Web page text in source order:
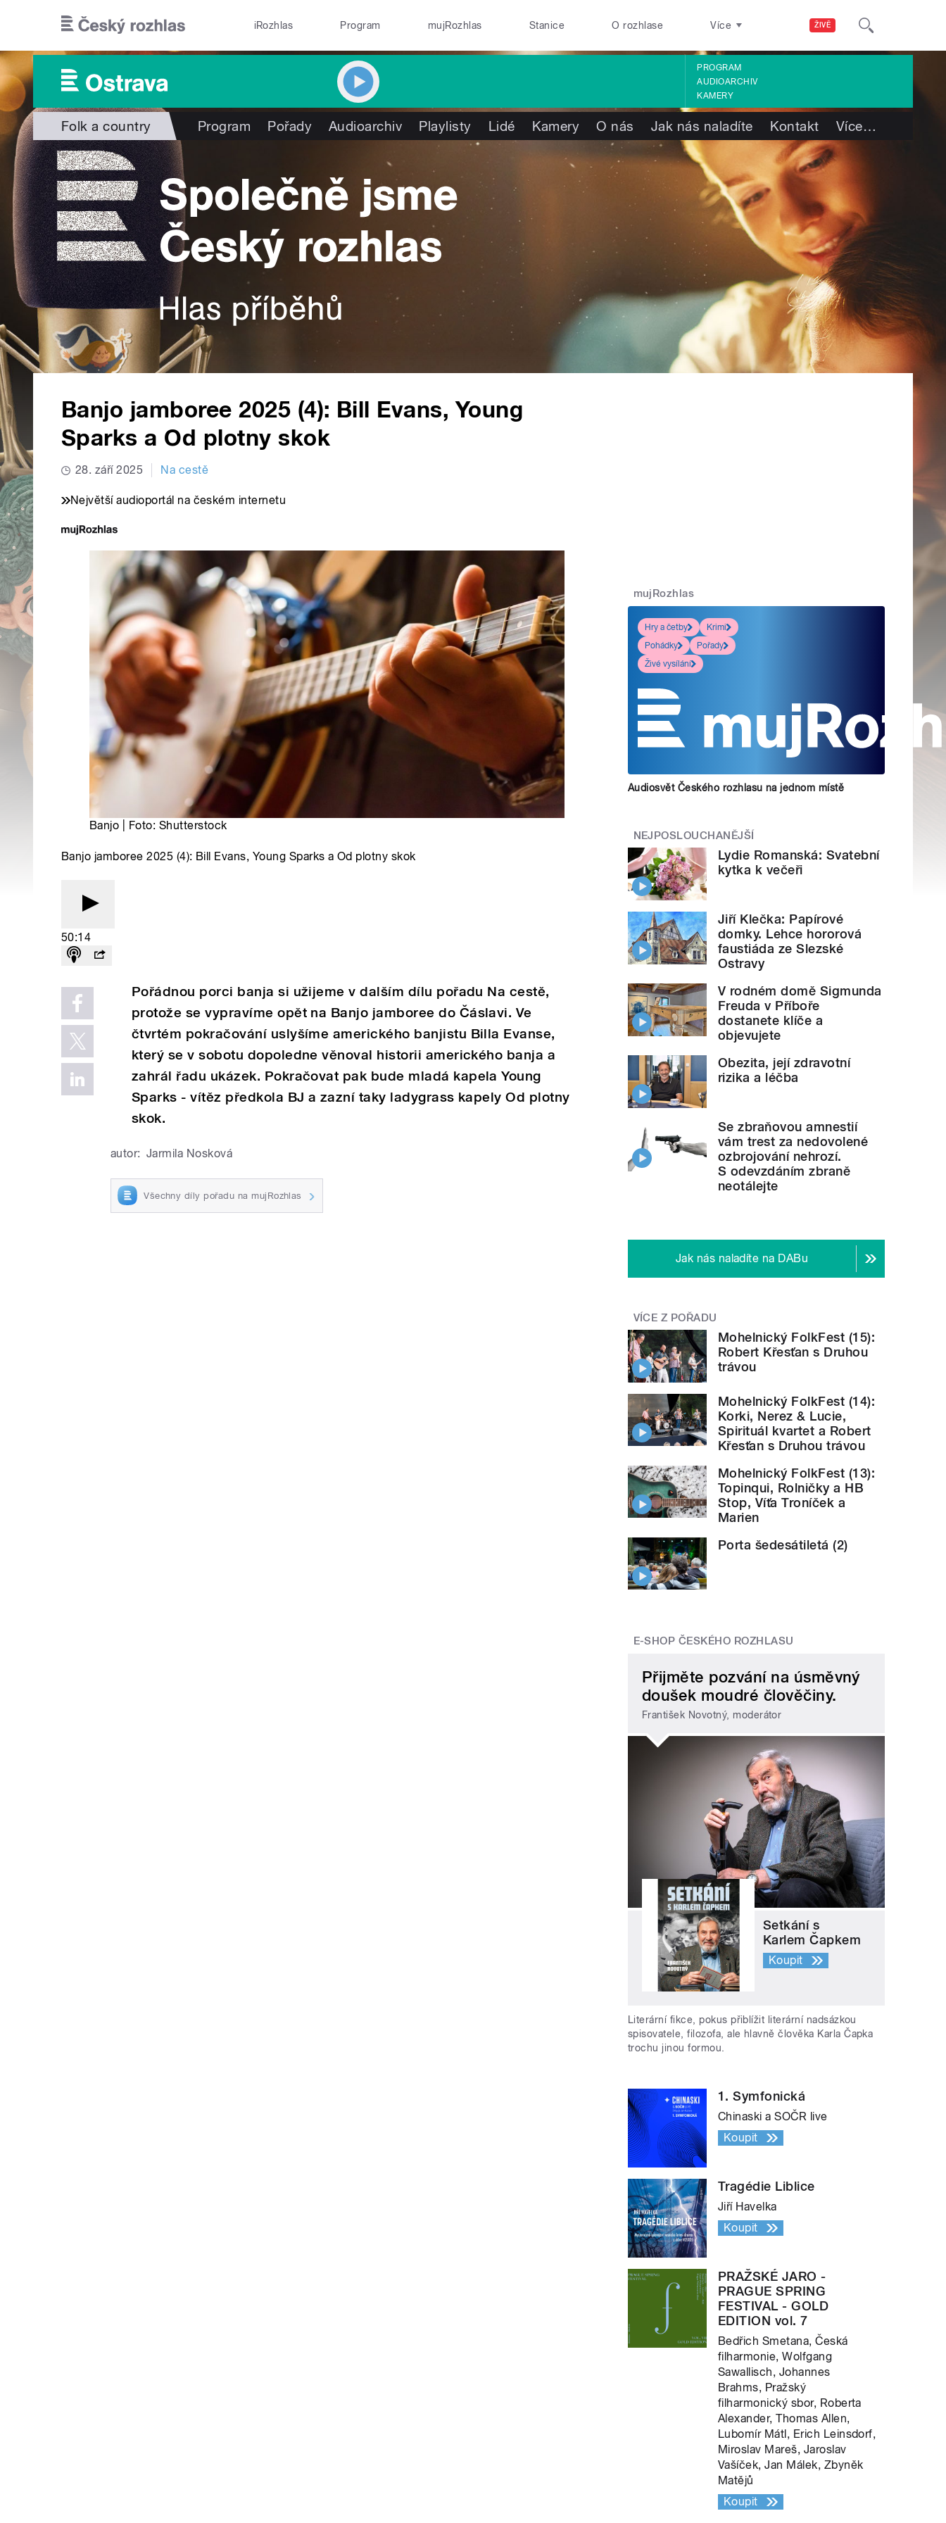
ŽIVĚ
iRozhlas Program mujRozhlas Stanice O rozhlase Více
PROGRAM
AUDIOARCHIV
KAMERY
Folk a country Program Pořady Audioarchiv Playlisty Lidé Kamery O nás Jak nás naladíte Kontakt Více…
Banjo jamboree 2025 (4): Bill Evans, Young
Sparks a Od plotny skok
28. září 2025 Na cestě
Největší audioportál na českém internetu
Banjo | Foto: Shutterstock
Banjo jamboree 2025 (4): Bill Evans, Young Sparks a Od plotny skok
50:14
Pořádnou porci banja si užijeme v dalším dílu pořadu Na cestě,
protože se vypravíme opět na Banjo jamboree do Čáslavi. Ve
čtvrtém pokračování uslyšíme amerického banjistu Billa Evanse,
který se v sobotu dopoledne věnoval historii amerického banja a
zahrál řadu ukázek. Pokračovat pak bude mladá kapela Young
Sparks - vítěz předkola BJ a zazní taky ladygrass kapely Od plotny
skok.
autor: Jarmila Nosková
Všechny díly pořadu na mujRozhlas
mujRozhlas
Hry a četby
Krimi
Pohádky
Pořady
Živé vysílání
Audiosvět Českého rozhlasu na jednom místě
NEJPOSLOUCHANĚJŠÍ
Lydie Romanská: Svatební
kytka k večeři
Jiří Klečka: Papírové
domky. Lehce hororová
faustiáda ze Slezské
Ostravy
V rodném domě Sigmunda
Freuda v Příboře
dostanete klíče a
objevujete
Obezita, její zdravotní
rizika a léčba
Se zbraňovou amnestií
vám trest za nedovolené
ozbrojování nehrozí.
S odevzdáním zbraně
neotálejte
Jak nás naladíte na DABu
VÍCE Z POŘADU
Mohelnický FolkFest (15):
Robert Křesťan s Druhou
trávou
Mohelnický FolkFest (14):
Korki, Nerez & Lucie,
Spirituál kvartet a Robert
Křesťan s Druhou trávou
Mohelnický FolkFest (13):
Topinqui, Rolničky a HB
Stop, Víťa Troníček a
Marien
Porta šedesátiletá (2)
E-SHOP ČESKÉHO ROZHLASU
Přijměte pozvání na úsměvný
doušek moudré člověčiny.
František Novotný, moderátor
Setkání s
Karlem Čapkem
Koupit
Literární fikce, pokus přiblížit literární nadsázkou
spisovatele, filozofa, ale hlavně člověka Karla Čapka
trochu jinou formou.
1. Symfonická
Chinaski a SOČR live
Koupit
Tragédie Liblice
Jiří Havelka
Koupit
PRAŽSKÉ JARO -
PRAGUE SPRING
FESTIVAL - GOLD
EDITION vol. 7
Bedřich Smetana, Česká
filharmonie, Wolfgang
Sawallisch, Johannes
Brahms, Pražský
filharmonický sbor, Roberta
Alexander, Thomas Allen,
Lubomír Mátl, Erich Leinsdorf,
Miroslav Mareš, Jaroslav
Vašíček, Jan Málek, Zbyněk
Matějů
Koupit